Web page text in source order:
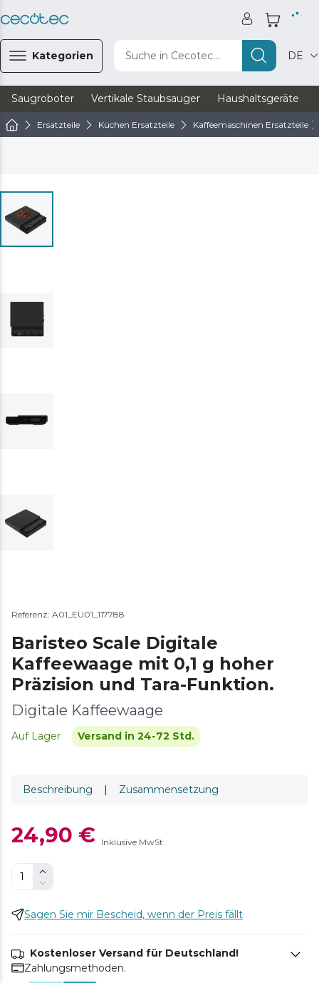
Kategorien Suche in Cecotec... DE
Saugroboter Vertikale Staubsauger Haushaltsgeräte
Ersatzteile Küchen Ersatzteile Kaffeemaschinen Ersatzteile
Referenz: A01_EU01_117788
Baristeo Scale Digitale
Kaffeewaage mit 0,1 g hoher
Präzision und Tara-Funktion.
Digitale Kaffeewaage
Auf Lager Versand in 24-72 Std.
Beschreibung | Zusammensetzung
24,90 € Inklusive MwSt.
Sagen Sie mir Bescheid, wenn der Preis fällt
Kostenloser Versand für Deutschland!
Zahlungsmethoden.